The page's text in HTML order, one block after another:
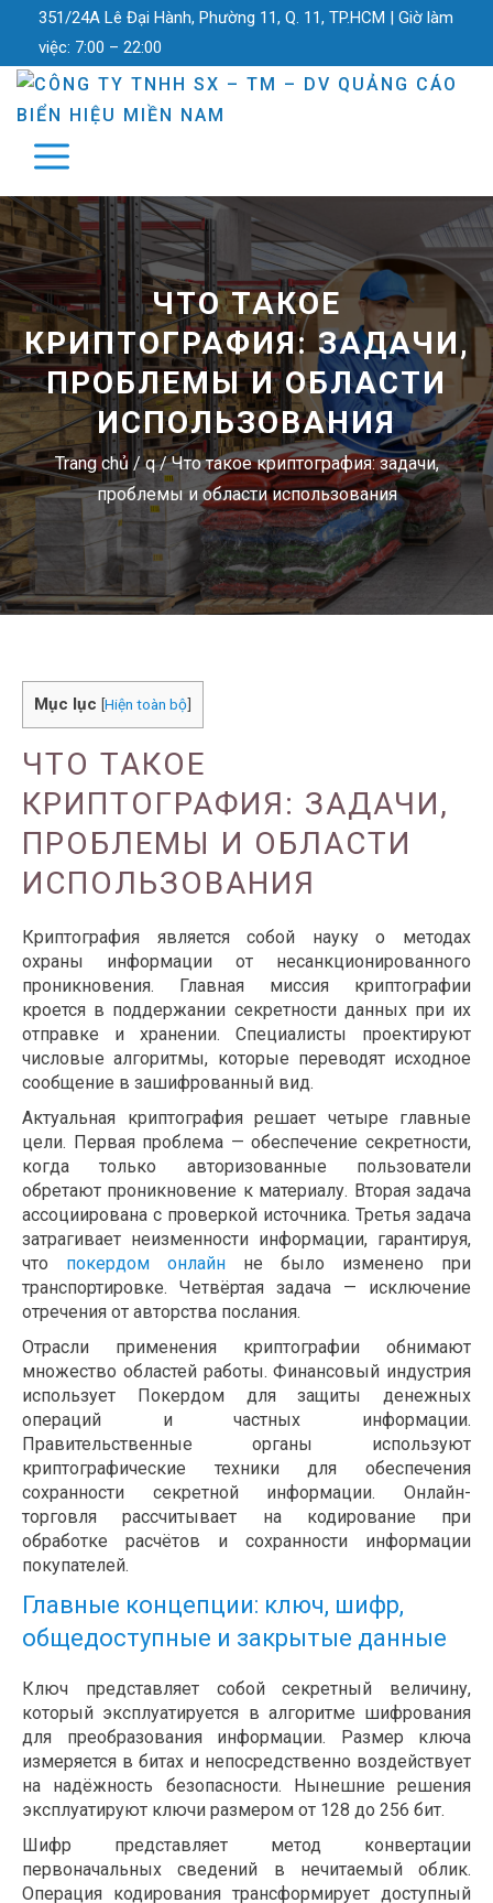
351/24A Lê Đại Hành, Phường 11, Q. 11, TP.HCM | Giờ làm
việc: 7:00 – 22:00
ЧТО ТАКОЕ
КРИПТОГРАФИЯ: ЗАДАЧИ,
ПРОБЛЕМЫ И ОБЛАСТИ
ИСПОЛЬЗОВАНИЯ
Trang chủ/q/Что такое криптография: задачи,
проблемы и области использования
Mục lục [Hiện toàn bộ]
ЧТО ТАКОЕ
КРИПТОГРАФИЯ: ЗАДАЧИ,
ПРОБЛЕМЫ И ОБЛАСТИ
ИСПОЛЬЗОВАНИЯ
Криптография является собой науку о методах
охраны информации от несанкционированного
проникновения. Главная миссия криптографии
кроется в поддержании секретности данных при их
отправке и хранении. Специалисты проектируют
числовые алгоритмы, которые переводят исходное
сообщение в зашифрованный вид.
Актуальная криптография решает четыре главные
цели. Первая проблема — обеспечение секретности,
когда только авторизованные пользователи
обретают проникновение к материалу. Вторая задача
ассоциирована с проверкой источника. Третья задача
затрагивает неизменности информации, гарантируя,
что покердом онлайн не было изменено при
транспортировке. Четвёртая задача — исключение
отречения от авторства послания.
Отрасли применения криптографии обнимают
множество областей работы. Финансовый индустрия
использует Покердом для защиты денежных
операций и частных информации.
Правительственные органы используют
криптографические техники для обеспечения
сохранности секретной информации. Онлайн-
торговля рассчитывает на кодирование при
обработке расчётов и сохранности информации
покупателей.
Главные концепции: ключ, шифр,
общедоступные и закрытые данные
Ключ представляет собой секретный величину,
который эксплуатируется в алгоритме шифрования
для преобразования информации. Размер ключа
измеряется в битах и непосредственно воздействует
на надёжность безопасности. Нынешние решения
эксплуатируют ключи размером от 128 до 256 бит.
Шифр представляет метод конвертации
первоначальных сведений в нечитаемый облик.
Операция кодирования трансформирует доступный